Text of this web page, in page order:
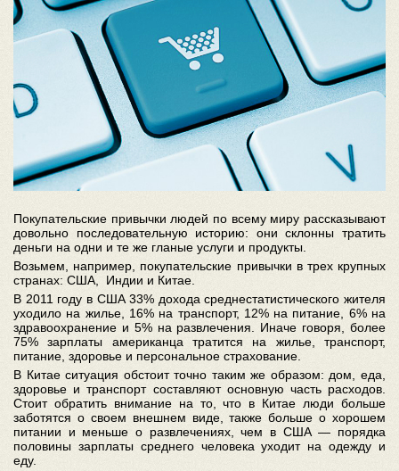
Покупательские привычки людей по всему миру рассказывают
довольно последовательную историю: они склонны тратить
деньги на одни и те же гланые услуги и продукты.
Возьмем, например, покупательские привычки в трех крупных
странах: США, Индии и Китае.
В 2011 году в США 33% дохода среднестатистического жителя
уходило на жилье, 16% на транспорт, 12% на питание, 6% на
здравоохранение и 5% на развлечения. Иначе говоря, более
75% зарплаты американца тратится на жилье, транспорт,
питание, здоровье и персональное страхование.
В Китае ситуация обстоит точно таким же образом: дом, еда,
здоровье и транспорт составляют основную часть расходов.
Стоит обратить внимание на то, что в Китае люди больше
заботятся о своем внешнем виде, также больше о хорошем
питании и меньше о развлечениях, чем в США — порядка
половины зарплаты среднего человека уходит на одежду и
еду.